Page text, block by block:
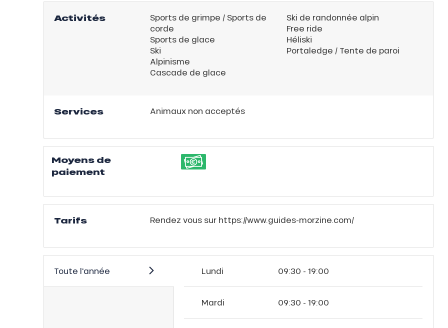
Activités
Sports de grimpe / Sports de
corde
Sports de glace
Ski
Alpinisme
Cascade de glace
Ski de randonnée alpin
Free ride
Héliski
Portaledge / Tente de paroi
Services Animaux non acceptés
Moyens de
paiement
Tarifs Rendez vous sur https://www.guides-morzine.com/
Toute l'année Lundi 09:30 - 19:00
Mardi 09:30 - 19:00